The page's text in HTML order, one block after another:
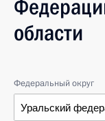
области
Федеральный округ
Уральский